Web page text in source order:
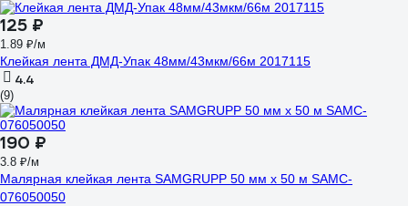
125 ₽
1.89 ₽/м
Клейкая лента ДМД-Упак 48мм/43мкм/66м 2017115
4.4
(9)
190 ₽
3.8 ₽/м
Малярная клейкая лента SAMGRUPP 50 мм х 50 м SAMC-
076050050